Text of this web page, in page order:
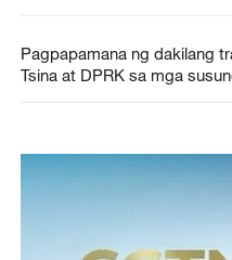
Pagpapamana ng dakilang
Tsina at DPRK sa mga